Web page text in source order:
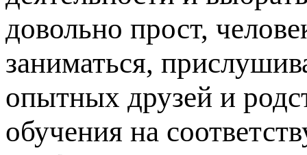
довольно прост,
заниматься,
опытных друзей и
обучения на